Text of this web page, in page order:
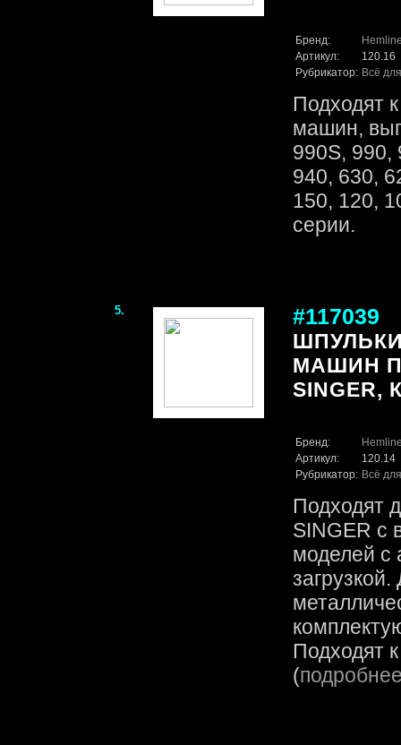
Бренд:
Артикул:
120.16
Рубрикатор: Всё
Подходят
машин,
990S, 990,
940, 630,
150, 120,
серии.
5. #117039
МАШИН
SINGER,
Бренд:
Артикул:
120.14
Рубрикатор: Всё
Подходят
SINGER с
моделей с
Подходят
(